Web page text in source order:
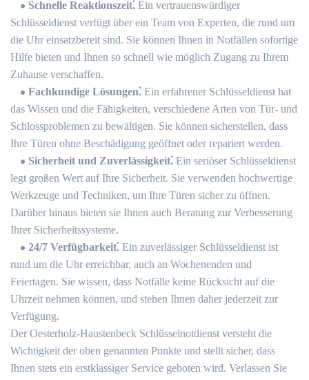
Schnelle Reaktionszeit⁚ Ein vertrauenswürdiger
Schlüsseldienst verfügt über ein Team von Experten, die rund um
die Uhr einsatzbereit sind.​ Sie können Ihnen in Notfällen sofortige
Hilfe bieten und Ihnen so schnell wie möglich Zugang zu Ihrem
Zuhause verschaffen.​
Fachkundige Lösungen⁚ Ein erfahrener Schlüsseldienst hat
das Wissen und die Fähigkeiten, verschiedene Arten von Tür- und
Schlossproblemen zu bewältigen.​ Sie können sicherstellen, dass
Ihre Türen ohne Beschädigung geöffnet oder repariert werden.​
Sicherheit und Zuverlässigkeit⁚ Ein seriöser Schlüsseldienst
legt großen Wert auf Ihre Sicherheit. Sie verwenden hochwertige
Werkzeuge und Techniken, um Ihre Türen sicher zu öffnen.
Darüber hinaus bieten sie Ihnen auch Beratung zur Verbesserung
Ihrer Sicherheitssysteme.​
24/7 Verfügbarkeit⁚ Ein zuverlässiger Schlüsseldienst ist
rund um die Uhr erreichbar, auch an Wochenenden und
Feiertagen.​ Sie wissen, dass Notfälle keine Rücksicht auf die
Uhrzeit nehmen können, und stehen Ihnen daher jederzeit zur
Verfügung.​
Der Oesterholz-Haustenbeck Schlüsselnotdienst versteht die
Wichtigkeit der oben genannten Punkte und stellt sicher, dass
Ihnen stets ein erstklassiger Service geboten wird.​ Verlassen Sie